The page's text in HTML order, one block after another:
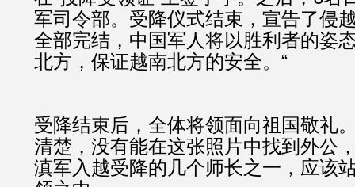
军司令部。受降仪式结束，宣告了侵
全部完结，中国军人将以胜利者的姿
北方，保证越南北方的安全。“
受降结束后，全体将领面向祖国敬礼
清楚，没有能在这张照片中找到外公
滇军入越受降的几个师长之一，应该